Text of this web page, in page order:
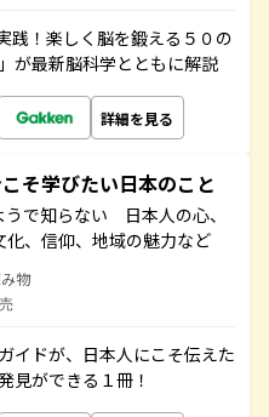
践！楽しく脳を鍛える５０の
が最新脳科学とともに解説
詳細を見る
そ学びたい日本のこと
うで知らない 日本人の心、
化、信仰、地域の魅力など
物
イドが、日本人にこそ伝えた
見ができる１冊！